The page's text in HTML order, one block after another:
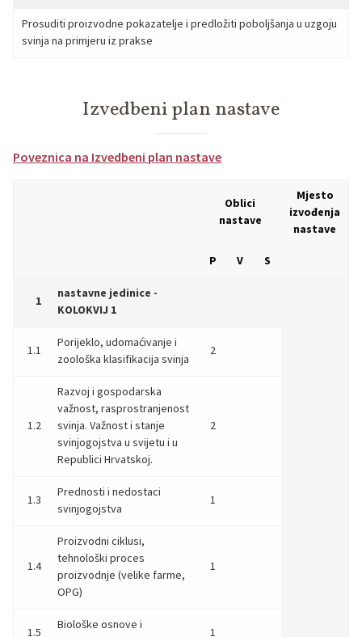
Prosuditi proizvodne pokazatelje i predložiti poboljšanja u uzgoju
svinja na primjeru iz prakse
Izvedbeni plan nastave
Poveznica na Izvedbeni plan nastave
Oblici
nastave
Mjesto
izvođenja
nastave
P V S
1
nastavne jedinice -
KOLOKVIJ 1
1.1
Porijeklo, udomaćivanje i
zoološka klasifikacija svinja
2
1.2
Razvoj i gospodarska
važnost, rasprostranjenost
svinja. Važnost i stanje
svinjogojstva u svijetu i u
Republici Hrvatskoj.
2
1.3
Prednosti i nedostaci
svinjogojstva
1
1.4
Proizvodni ciklusi,
tehnološki proces
proizvodnje (velike farme,
OPG)
1
1.5
Biološke osnove i
1